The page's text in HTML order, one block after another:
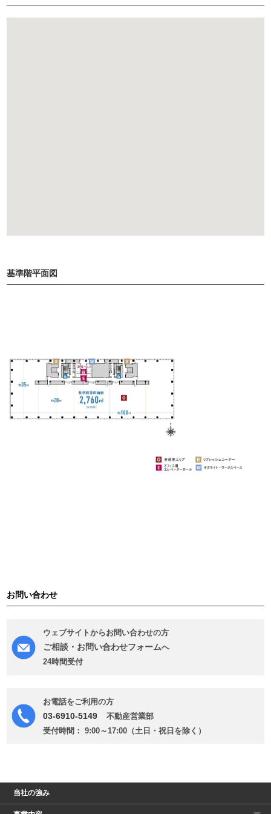
基準階平面図
お問い合わせ
ウェブサイトからお問い合わせの方
ご相談・お問い合わせフォームへ
24時間受付
お電話をご利用の方
03-6910-5149
不動産営業部
受付時間： 9:00～17:00（土日・祝日を除く）
当社の強み